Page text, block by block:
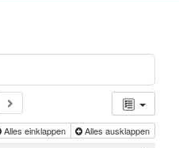
Alles einklappen Alles ausklappen